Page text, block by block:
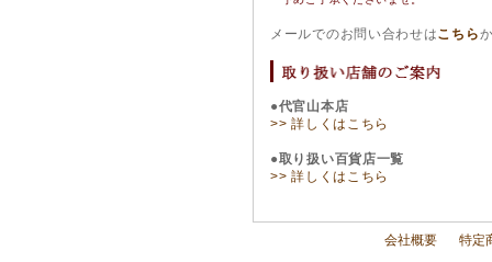
メールでのお問い合わせはこちら
●代官山本店
>> 詳しくはこちら
●取り扱い百貨店一覧
>> 詳しくはこちら
会社概要 特定